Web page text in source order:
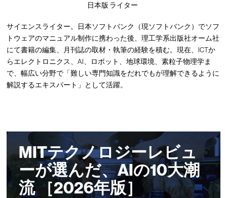
日本版 ライター
サイエンスライター。日本ソフトバンク（現ソフトバンク）でソフ
トウェアのマニュアル制作に携わった後、理工学系出版社オーム社
にて書籍の編集、月刊誌の取材・執筆の経験を積む。現在、ICTか
らエレクトロニクス、AI、ロボット、地球環境、素粒子物理学ま
で、幅広い分野で「難しい専門知識をだれでもが理解できるように
解説するエキスパート」として活躍。
MITテクノロジーレビュ
ーが選んだ、AIの10大潮
流 ［2026年版］